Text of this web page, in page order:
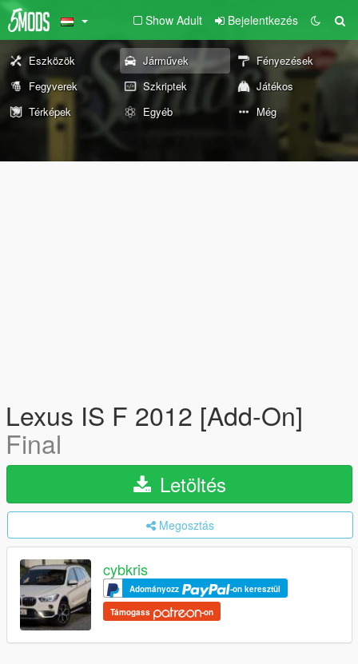
Show Adult Bejelentkezés
Eszközök Járművek
Fényezések
Fegyverek
Szkriptek
Játékos
Térképek
Egyéb Még
Lexus IS F 2012 [Add-On]
Final
Letöltés
Megosztás
cybkris
Adományozz -on keresztül
Támogass -on